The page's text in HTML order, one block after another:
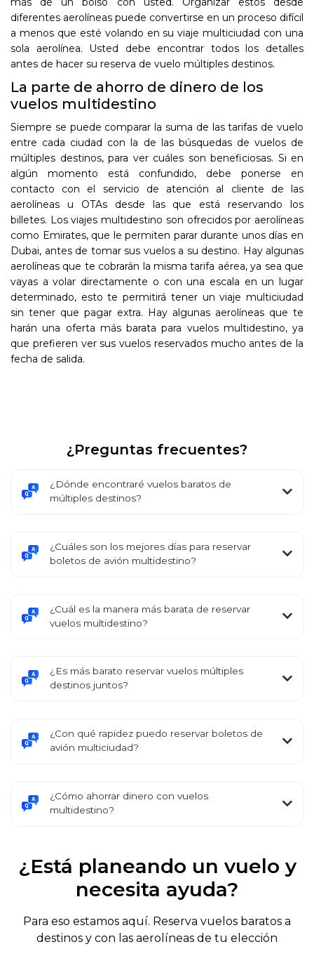
diferentes aerolíneas puede convertirse en un proceso difícil
a menos que esté volando en su viaje multiciudad con una
sola aerolínea. Usted debe encontrar todos los detalles
antes de hacer su reserva de vuelo múltiples destinos.
La parte de ahorro de dinero de los
vuelos multidestino
Siempre se puede comparar la suma de las tarifas de vuelo
entre cada ciudad con la de las búsquedas de vuelos de
múltiples destinos, para ver cuáles son beneficiosas. Si en
algún momento está confundido, debe ponerse en
contacto con el servicio de atención al cliente de las
aerolíneas u OTAs desde las que está reservando los
billetes. Los viajes multidestino son ofrecidos por aerolíneas
como Emirates, que le permiten parar durante unos días en
Dubai, antes de tomar sus vuelos a su destino. Hay algunas
aerolíneas que te cobrarán la misma tarifa aérea, ya sea que
vayas a volar directamente o con una escala en un lugar
determinado, esto te permitirá tener un viaje multiciudad
sin tener que pagar extra. Hay algunas aerolíneas que te
harán una oferta más barata para vuelos multidestino, ya
que prefieren ver sus vuelos reservados mucho antes de la
fecha de salida.
¿Preguntas frecuentes?
¿Dónde encontraré vuelos baratos de
múltiples destinos?
¿Cuáles son los mejores días para reservar
boletos de avión multidestino?
¿Cuál es la manera más barata de reservar
vuelos multidestino?
¿Es más barato reservar vuelos múltiples
destinos juntos?
¿Con qué rapidez puedo reservar boletos de
avión multiciudad?
¿Cómo ahorrar dinero con vuelos
multidestino?
¿Está planeando un vuelo y
necesita ayuda?
Para eso estamos aquí. Reserva vuelos baratos a
destinos y con las aerolíneas de tu elección